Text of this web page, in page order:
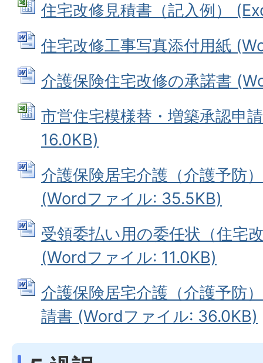
住宅改修見積書（記入例）
住宅改修工事写真添付用紙
介護保険住宅改修の承諾書
市営住宅模様替・増築承認申
16.0KB)
介護保険居宅介護（介護予防
(Wordファイル: 35.5KB)
受領委払い用の委任状（住宅
(Wordファイル: 11.0KB)
介護保険居宅介護（介護予防
請書 (Wordファイル: 36.0KB)